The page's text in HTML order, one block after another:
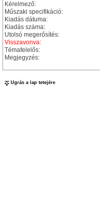
Kérelmező:
Műszaki specifikáció:
Kiadás dátuma:
Kiadás száma:
Utolsó megerősítés:
Visszavonva:
Témafelelős:
Megjegyzés:
Ugrás a lap tetejére